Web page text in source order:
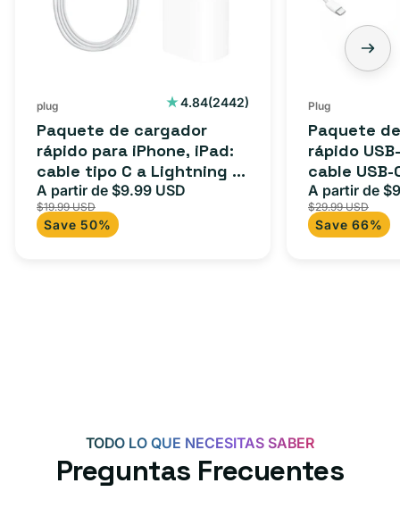
iPad:
a
Lightning
(1
m)
+
adaptador
plug 4.84(2442)
2442
Paquete de cargador
rápido para iPhone, iPad:
cable tipo C a Lightning (1
m) + adaptador tipo C
Precio
de
oferta
A partir de $9.99 USD
$19.99 USD
Save 50%
USB-
C
a
USB-
C
Android,
iPhone
15,
Plug
Paquete
rápido
cable USB-
adaptador
para
iPad y más.
Precio
de
oferta
A partir de
$29.99 USD
Save 66%
TODO LO QUE NECESITAS SABER
Preguntas Frecuentes